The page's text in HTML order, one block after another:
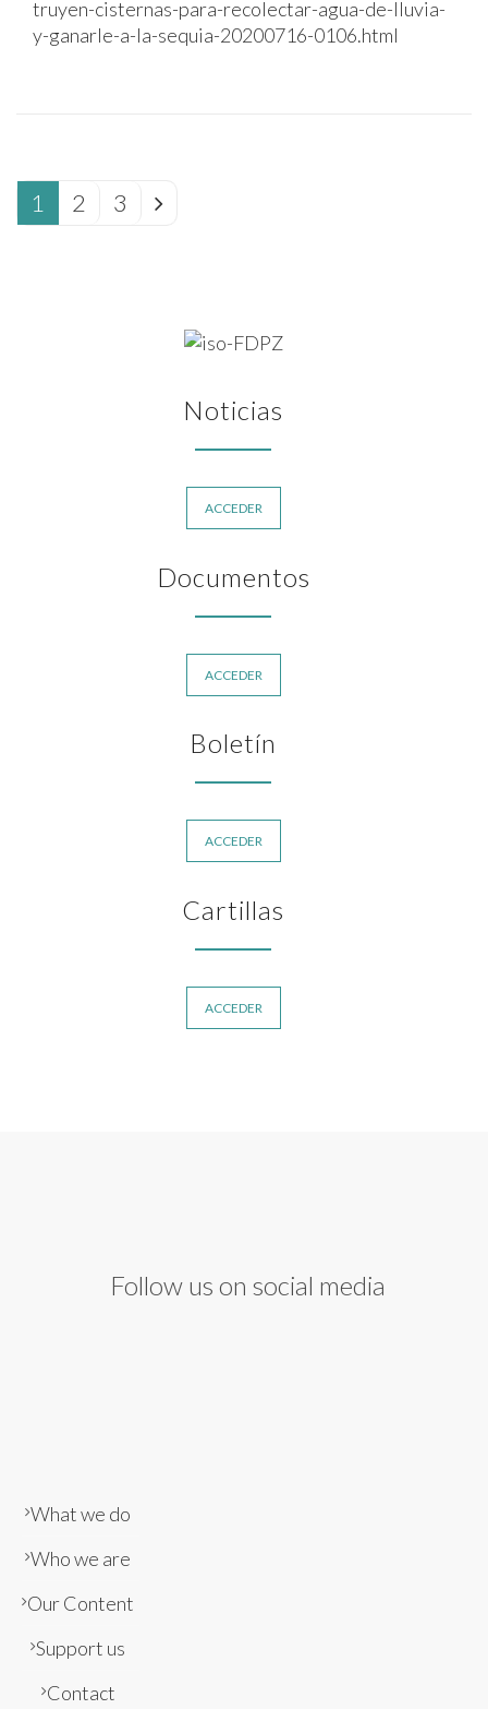
truyen-cisternas-para-recolectar-agua-de-lluvia-
y-ganarle-a-la-sequia-20200716-0106.html
1 2 3
Noticias
ACCEDER
Documentos
ACCEDER
Boletín
ACCEDER
Cartillas
ACCEDER
Follow us on social media
What we do
Who we are
Our Content
Support us
Contact